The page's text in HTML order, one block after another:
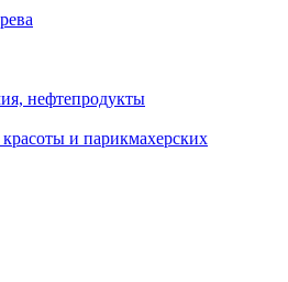
нефтепродукты
и парикмахерских